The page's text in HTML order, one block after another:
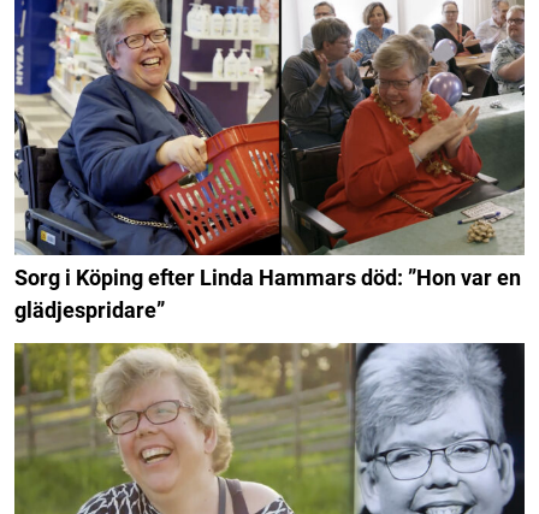
Sorg i Köping efter Linda Hammars död: ”Hon var en
glädjespridare”